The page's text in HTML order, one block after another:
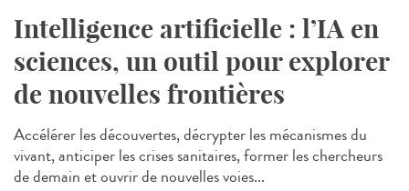
Intelligence artificielle : l’IA en
sciences, un outil pour explorer
de nouvelles frontières
Accélérer les découvertes, décrypter les mécanismes du
vivant, anticiper les crises sanitaires, former les chercheurs
de demain et ouvrir de nouvelles voies...